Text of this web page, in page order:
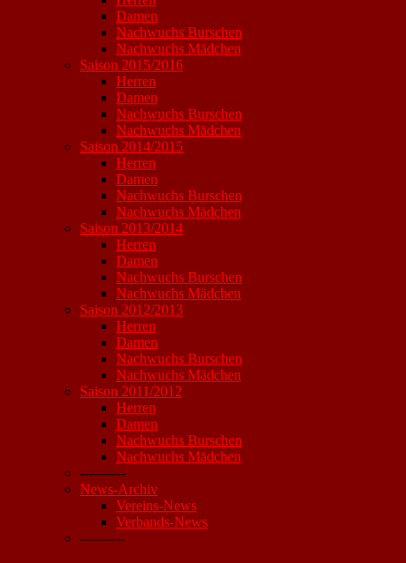
Damen
Nachwuchs Burschen
Nachwuchs Mädchen
Saison 2015/2016
Herren
Damen
Nachwuchs Burschen
Nachwuchs Mädchen
Saison 2014/2015
Herren
Damen
Nachwuchs Burschen
Nachwuchs Mädchen
Saison 2013/2014
Herren
Damen
Nachwuchs Burschen
Nachwuchs Mädchen
Saison 2012/2013
Herren
Damen
Nachwuchs Burschen
Nachwuchs Mädchen
Saison 2011/2012
Herren
Damen
Nachwuchs Burschen
Nachwuchs Mädchen
----------
News-Archiv
Vereins-News
Verbands-News
----------